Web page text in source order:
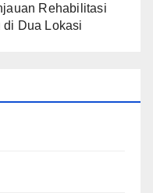
Rehabilitasi
Dua Lokasi